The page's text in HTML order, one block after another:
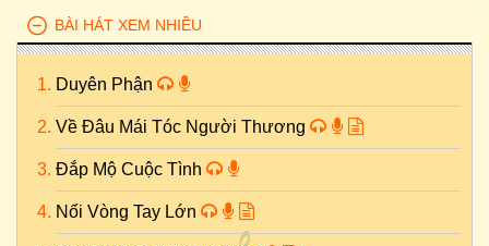
BÀI HÁT XEM NHIỀU
Duyên Phận
Về Đâu Mái Tóc Người Thương
Đắp Mộ Cuộc Tình
Nối Vòng Tay Lớn